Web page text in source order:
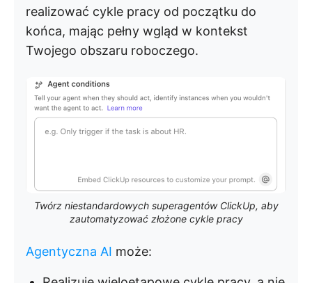
realizować cykle pracy od początku do
końca, mając pełny wgląd w kontekst
Twojego obszaru roboczego.
Twórz niestandardowych superagentów ClickUp, aby
zautomatyzować złożone cykle pracy
Agentyczna AI może: